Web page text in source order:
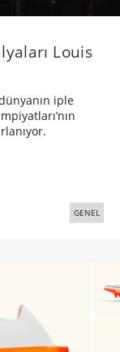
Louis
iple
GENEL